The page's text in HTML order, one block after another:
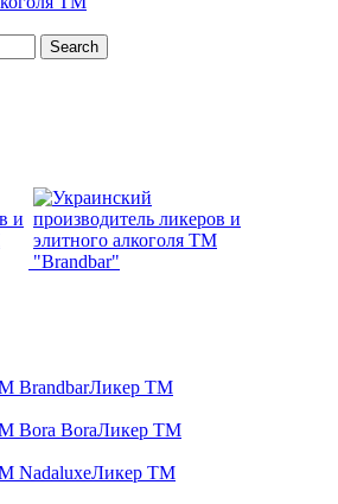
Search
Ликер ТМ
Ликер ТМ
Ликер ТМ